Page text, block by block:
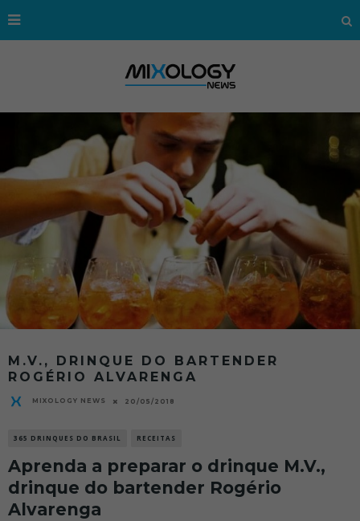
M.V., DRINQUE DO BARTENDER
ROGÉRIO ALVARENGA
MIXOLOGY NEWS 20/05/2018
365 DRINQUES DO BRASIL RECEITAS
Aprenda a preparar o drinque M.V.,
drinque do bartender Rogério
Alvarenga